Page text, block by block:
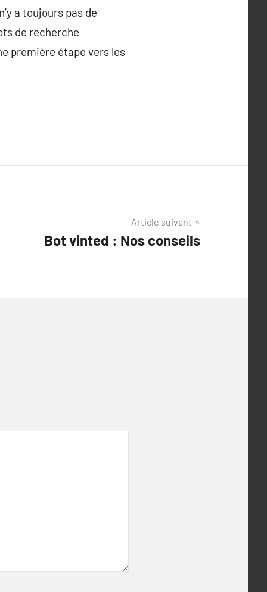
a toujours pas de
de recherche
première étape vers les
Article suivant
Bot vinted : Nos conseils